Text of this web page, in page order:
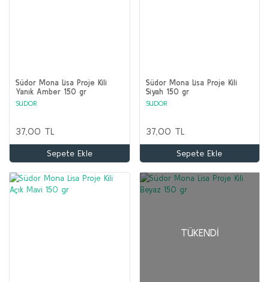
Südor Mona Lisa Proje Kili
Yanık Amber 150 gr
SUDOR
37,00 TL
Sepete Ekle
Südor Mona Lisa Proje Kili
Siyah 150 gr
SUDOR
37,00 TL
Sepete Ekle
TÜKENDI